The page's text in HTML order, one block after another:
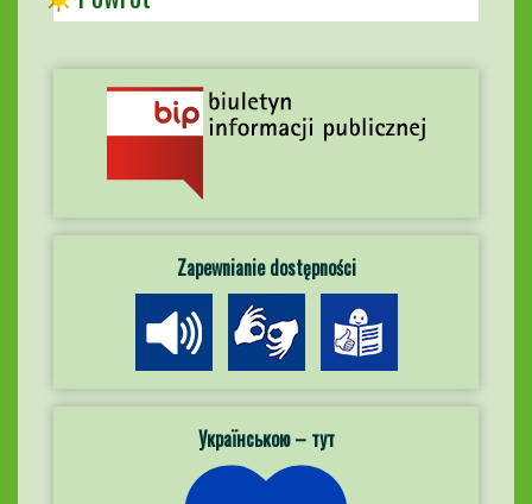
Zapewnianie dostępności
Українською – тут